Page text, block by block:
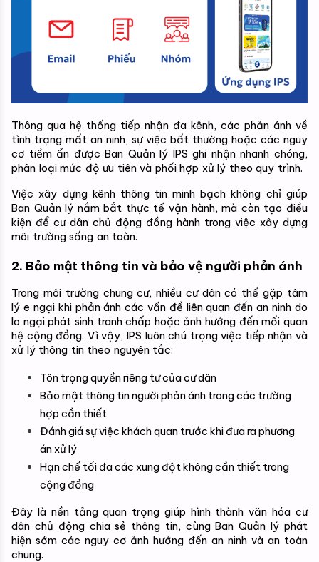
Thông qua hệ thống tiếp nhận đa kênh, các phản ánh về
tình trạng mất an ninh, sự việc bất thường hoặc các nguy
cơ tiềm ẩn được Ban Quản lý IPS ghi nhận nhanh chóng,
phân loại mức độ ưu tiên và phối hợp xử lý theo quy trình.
Việc xây dựng kênh thông tin minh bạch không chỉ giúp
Ban Quản lý nắm bắt thực tế vận hành, mà còn tạo điều
kiện để cư dân chủ động đồng hành trong việc xây dựng
môi trường sống an toàn.
2. Bảo mật thông tin và bảo vệ người phản ánh
Trong môi trường chung cư, nhiều cư dân có thể gặp tâm
lý e ngại khi phản ánh các vấn đề liên quan đến an ninh do
lo ngại phát sinh tranh chấp hoặc ảnh hưởng đến mối quan
hệ cộng đồng. Vì vậy, IPS luôn chú trọng việc tiếp nhận và
xử lý thông tin theo nguyên tắc:
Tôn trọng quyền riêng tư của cư dân
Bảo mật thông tin người phản ánh trong các trường
hợp cần thiết
Đánh giá sự việc khách quan trước khi đưa ra phương
án xử lý
Hạn chế tối đa các xung đột không cần thiết trong
cộng đồng
Đây là nền tảng quan trọng giúp hình thành văn hóa cư
dân chủ động chia sẻ thông tin, cùng Ban Quản lý phát
hiện sớm các nguy cơ ảnh hưởng đến an ninh và an toàn
chung.